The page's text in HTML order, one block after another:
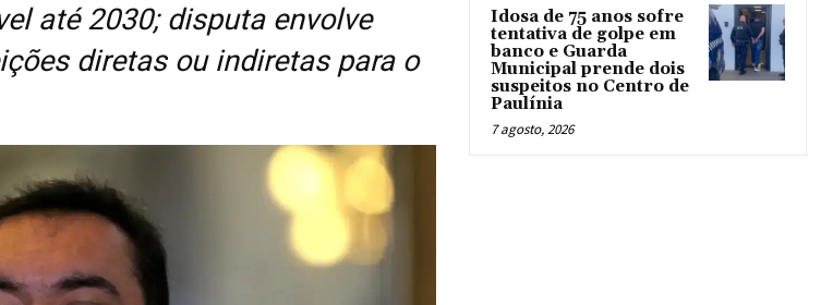
até 2030; disputa envolve
diretas ou indiretas para o
Idosa de 75 anos sofre
tentativa de golpe em
banco e Guarda
Municipal prende dois
suspeitos no Centro de
Paulínia
7 agosto, 2026